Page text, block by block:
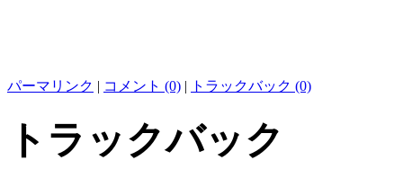
パーマリンク | コメント (0) | トラックバック (0)
トラックバック